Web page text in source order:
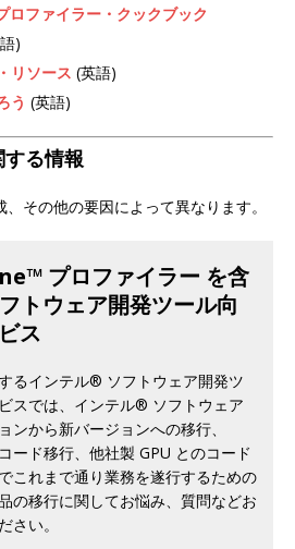
ファイラー・クックブック
)
リソース (英語)
う (英語)
る情報
その他の要因によって異なります。
プロファイラー を含
トウェア開発ツール向
ス
るインテル® ソフトウェア開発ツ
スでは、インテル® ソフトウェア
ンから新バージョンへの移行、
ード移行、他社製 GPU とのコード
これまで通り業務を遂行するための
の移行に関してお悩み、質問などお
さい。